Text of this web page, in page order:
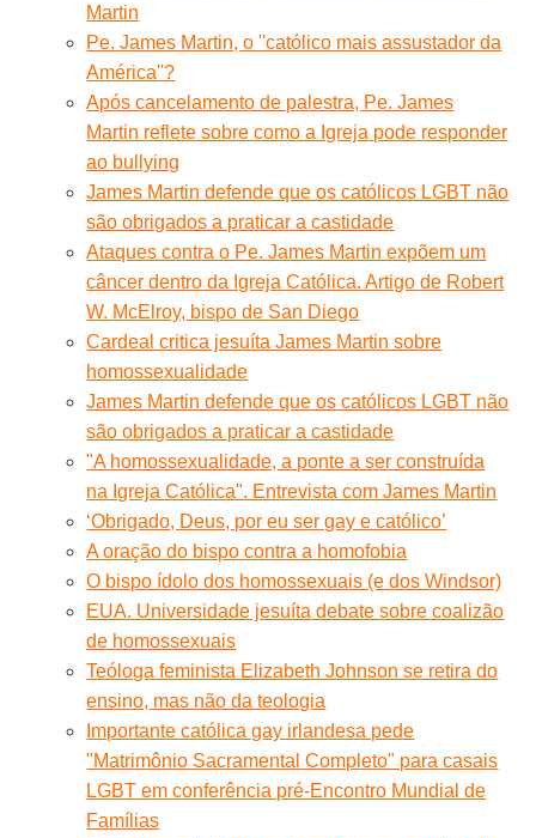
Martin
Pe. James Martin, o ''católico mais assustador da
América''?
Após cancelamento de palestra, Pe. James
Martin reflete sobre como a Igreja pode responder
ao bullying
James Martin defende que os católicos LGBT não
são obrigados a praticar a castidade
Ataques contra o Pe. James Martin expõem um
câncer dentro da Igreja Católica. Artigo de Robert
W. McElroy, bispo de San Diego
Cardeal critica jesuíta James Martin sobre
homossexualidade
James Martin defende que os católicos LGBT não
são obrigados a praticar a castidade
"A homossexualidade, a ponte a ser construída
na Igreja Católica". Entrevista com James Martin
‘Obrigado, Deus, por eu ser gay e católico’
A oração do bispo contra a homofobia
O bispo ídolo dos homossexuais (e dos Windsor)
EUA. Universidade jesuíta debate sobre coalizão
de homossexuais
Teóloga feminista Elizabeth Johnson se retira do
ensino, mas não da teologia
Importante católica gay irlandesa pede
"Matrimônio Sacramental Completo" para casais
LGBT em conferência pré-Encontro Mundial de
Famílias